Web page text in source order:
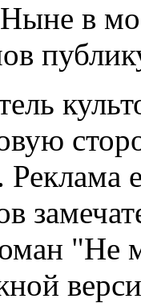
в
Реклама
"Не